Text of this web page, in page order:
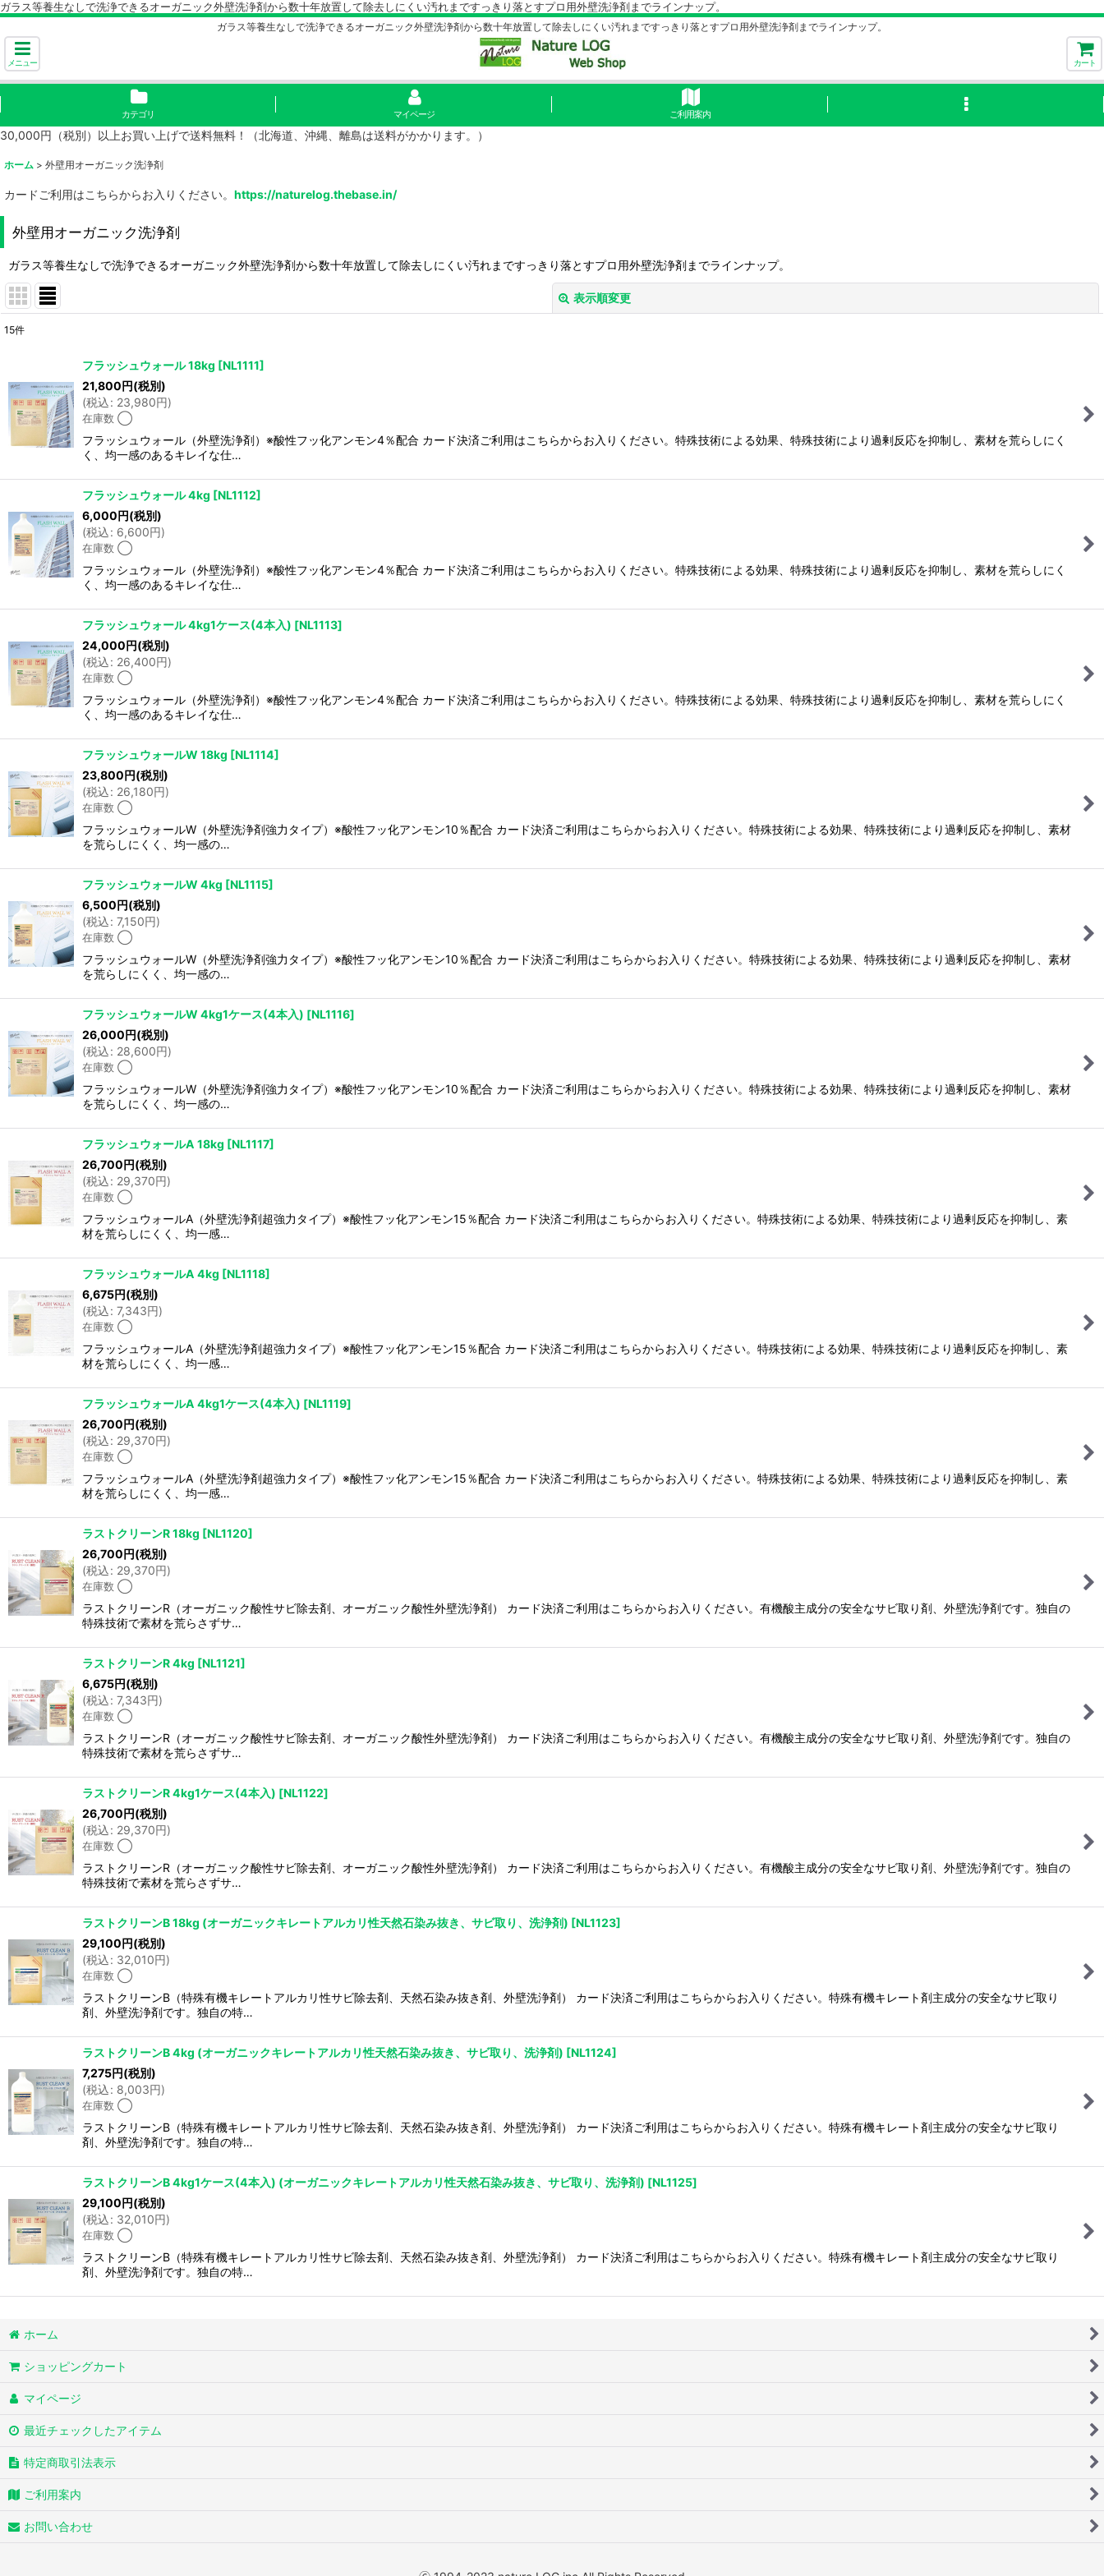
ガラス等養生なしで洗浄できるオーガニック外壁洗浄剤から数十年放置して除去しにくい汚れまですっきり落とすプロ用外壁洗浄剤までラインナップ。
ガラス等養生なしで洗浄できるオーガニック外壁洗浄剤から数十年放置して除去しにくい汚れまですっきり落とすプロ用外壁洗浄剤までラインナップ。
メニュー カート
カテゴリ マイページ ご利用案内
30,000円（税別）以上お買い上げで送料無料！（北海道、沖縄、離島は送料がかかります。）
ホーム > 外壁用オーガニック洗浄剤
カードご利用はこちらからお入りください。 https://naturelog.thebase.in/
外壁用オーガニック洗浄剤
ガラス等養生なしで洗浄できるオーガニック外壁洗浄剤から数十年放置して除去しにくい汚れまですっきり落とすプロ用外壁洗浄剤までラインナップ。
表示順変更
並び順:
絞り込む
15件
フラッシュウォール 18kg [NL1111]
21,800円(税別)
(税込: 23,980円)
在庫数 ◯
フラッシュウォール（外壁洗浄剤）※酸性フッ化アンモン4％配合 カード決済ご利用はこちらからお入りください。特殊技術による効果、特殊技術により過剰反応を抑制し、素材を荒らしにく
く、均一感のあるキレイな仕…
フラッシュウォール 4kg [NL1112]
6,000円(税別)
(税込: 6,600円)
在庫数 ◯
フラッシュウォール（外壁洗浄剤）※酸性フッ化アンモン4％配合 カード決済ご利用はこちらからお入りください。特殊技術による効果、特殊技術により過剰反応を抑制し、素材を荒らしにく
く、均一感のあるキレイな仕…
フラッシュウォール 4kg1ケース(4本入) [NL1113]
24,000円(税別)
(税込: 26,400円)
在庫数 ◯
フラッシュウォール（外壁洗浄剤）※酸性フッ化アンモン4％配合 カード決済ご利用はこちらからお入りください。特殊技術による効果、特殊技術により過剰反応を抑制し、素材を荒らしにく
く、均一感のあるキレイな仕…
フラッシュウォールW 18kg [NL1114]
23,800円(税別)
(税込: 26,180円)
在庫数 ◯
フラッシュウォールW（外壁洗浄剤強力タイプ）※酸性フッ化アンモン10％配合 カード決済ご利用はこちらからお入りください。特殊技術による効果、特殊技術により過剰反応を抑制し、素材
を荒らしにくく、均一感の…
フラッシュウォールW 4kg [NL1115]
6,500円(税別)
(税込: 7,150円)
在庫数 ◯
フラッシュウォールW（外壁洗浄剤強力タイプ）※酸性フッ化アンモン10％配合 カード決済ご利用はこちらからお入りください。特殊技術による効果、特殊技術により過剰反応を抑制し、素材
を荒らしにくく、均一感の…
フラッシュウォールW 4kg1ケース(4本入) [NL1116]
26,000円(税別)
(税込: 28,600円)
在庫数 ◯
フラッシュウォールW（外壁洗浄剤強力タイプ）※酸性フッ化アンモン10％配合 カード決済ご利用はこちらからお入りください。特殊技術による効果、特殊技術により過剰反応を抑制し、素材
を荒らしにくく、均一感の…
フラッシュウォールA 18kg [NL1117]
26,700円(税別)
(税込: 29,370円)
在庫数 ◯
フラッシュウォールA（外壁洗浄剤超強力タイプ）※酸性フッ化アンモン15％配合 カード決済ご利用はこちらからお入りください。特殊技術による効果、特殊技術により過剰反応を抑制し、素
材を荒らしにくく、均一感…
フラッシュウォールA 4kg [NL1118]
6,675円(税別)
(税込: 7,343円)
在庫数 ◯
フラッシュウォールA（外壁洗浄剤超強力タイプ）※酸性フッ化アンモン15％配合 カード決済ご利用はこちらからお入りください。特殊技術による効果、特殊技術により過剰反応を抑制し、素
材を荒らしにくく、均一感…
フラッシュウォールA 4kg1ケース(4本入) [NL1119]
26,700円(税別)
(税込: 29,370円)
在庫数 ◯
フラッシュウォールA（外壁洗浄剤超強力タイプ）※酸性フッ化アンモン15％配合 カード決済ご利用はこちらからお入りください。特殊技術による効果、特殊技術により過剰反応を抑制し、素
材を荒らしにくく、均一感…
ラストクリーンR 18kg [NL1120]
26,700円(税別)
(税込: 29,370円)
在庫数 ◯
ラストクリーンR（オーガニック酸性サビ除去剤、オーガニック酸性外壁洗浄剤） カード決済ご利用はこちらからお入りください。有機酸主成分の安全なサビ取り剤、外壁洗浄剤です。独自の
特殊技術で素材を荒らさずサ…
ラストクリーンR 4kg [NL1121]
6,675円(税別)
(税込: 7,343円)
在庫数 ◯
ラストクリーンR（オーガニック酸性サビ除去剤、オーガニック酸性外壁洗浄剤） カード決済ご利用はこちらからお入りください。有機酸主成分の安全なサビ取り剤、外壁洗浄剤です。独自の
特殊技術で素材を荒らさずサ…
ラストクリーンR 4kg1ケース(4本入) [NL1122]
26,700円(税別)
(税込: 29,370円)
在庫数 ◯
ラストクリーンR（オーガニック酸性サビ除去剤、オーガニック酸性外壁洗浄剤） カード決済ご利用はこちらからお入りください。有機酸主成分の安全なサビ取り剤、外壁洗浄剤です。独自の
特殊技術で素材を荒らさずサ…
ラストクリーンB 18kg (オーガニックキレートアルカリ性天然石染み抜き、サビ取り、洗浄剤) [NL1123]
29,100円(税別)
(税込: 32,010円)
在庫数 ◯
ラストクリーンB（特殊有機キレートアルカリ性サビ除去剤、天然石染み抜き剤、外壁洗浄剤） カード決済ご利用はこちらからお入りください。特殊有機キレート剤主成分の安全なサビ取り
剤、外壁洗浄剤です。独自の特…
ラストクリーンB 4kg (オーガニックキレートアルカリ性天然石染み抜き、サビ取り、洗浄剤) [NL1124]
7,275円(税別)
(税込: 8,003円)
在庫数 ◯
ラストクリーンB（特殊有機キレートアルカリ性サビ除去剤、天然石染み抜き剤、外壁洗浄剤） カード決済ご利用はこちらからお入りください。特殊有機キレート剤主成分の安全なサビ取り
剤、外壁洗浄剤です。独自の特…
ラストクリーンB 4kg1ケース(4本入) (オーガニックキレートアルカリ性天然石染み抜き、サビ取り、洗浄剤) [NL1125]
29,100円(税別)
(税込: 32,010円)
在庫数 ◯
ラストクリーンB（特殊有機キレートアルカリ性サビ除去剤、天然石染み抜き剤、外壁洗浄剤） カード決済ご利用はこちらからお入りください。特殊有機キレート剤主成分の安全なサビ取り
剤、外壁洗浄剤です。独自の特…
ホーム
ショッピングカート
マイページ
最近チェックしたアイテム
特定商取引法表示
ご利用案内
お問い合わせ